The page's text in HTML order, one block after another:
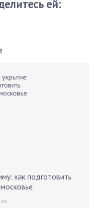
ей:
как подготовить